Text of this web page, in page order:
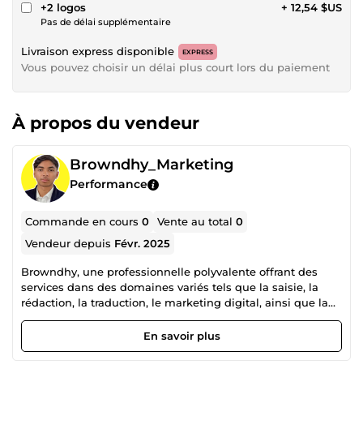
+2 logos
Pas de délai supplémentaire
+ 12,54 $US
Livraison express disponible EXPRESS
Vous pouvez choisir un délai plus court lors du paiement
À propos du vendeur
Browndhy_Marketing
Performance
Commande en cours0 Vente au total0
Vendeur depuis Févr. 2025
Browndhy, une professionnelle polyvalente offrant des
services dans des domaines variés tels que la saisie, la
rédaction, la traduction, le marketing digital, ainsi que la
création de logos et la correction de textes 🖋️💻. Mon
objectif est de fournir des solutions complètes et
personnalisées qui répondent précisément à vos besoins
En savoir plus